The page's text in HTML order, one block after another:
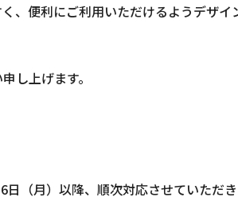
、便利にご利用いただけるようデザ
し上げます。
（月）以降、順次対応させていただき